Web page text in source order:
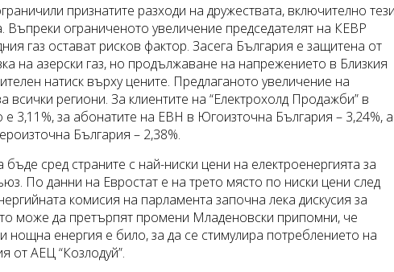
признатите разходи на дружествата, включително
Въпреки ограниченото увеличение председателят на КЕВР
газ остават рисков фактор. Засега България е защитена от
на азерски газ, но продължаване на напрежението в Близкия
натиск върху цените. Предлаганото увеличение на
всички региони. За клиентите на “Електрохолд Продажби” в
3,11%, за абонатите на ЕВН в Югоизточна България – 3,24%,
България – 2,38%.
сред страните с най-ниски цени на електроенергията за
По данни на Евростат е на трето място по ниски цени след
комисия на парламента започна лека дискусия за
може да претърпят промени Младеновски припомни, че
нощна енергия е било, за да се стимулира потреблението на
от АЕЦ “Козлодуй”.